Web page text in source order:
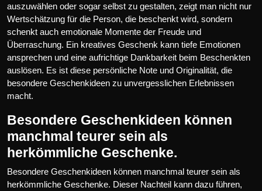
auszuwählen oder sogar selbst zu gestalten, zeigt man nicht nur
Wertschätzung für die Person, die beschenkt wird, sondern
schenkt auch emotionale Momente der Freude und
Überraschung. Ein kreatives Geschenk kann tiefe Emotionen
ansprechen und eine aufrichtige Dankbarkeit beim Beschenkten
auslösen. Es ist diese persönliche Note und Originalität, die
besondere Geschenkideen zu unvergesslichen Erlebnissen
macht.
Besondere Geschenkideen können
manchmal teurer sein als
herkömmliche Geschenke.
Besondere Geschenkideen können manchmal teurer sein als
herkömmliche Geschenke. Dieser Nachteil kann dazu führen,